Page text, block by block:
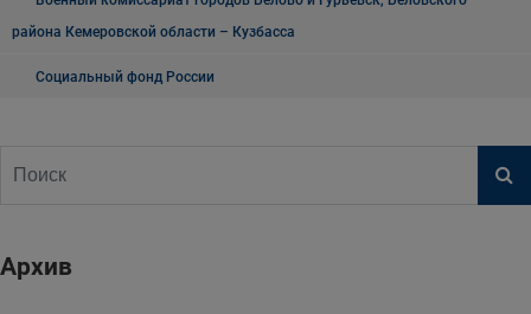
района Кемеровской области – Кузбасса
Социальный фонд России
Архив